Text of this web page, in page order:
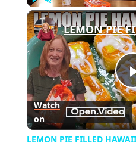
Play Unmute
Watch
on
LEMON PIE FILLED